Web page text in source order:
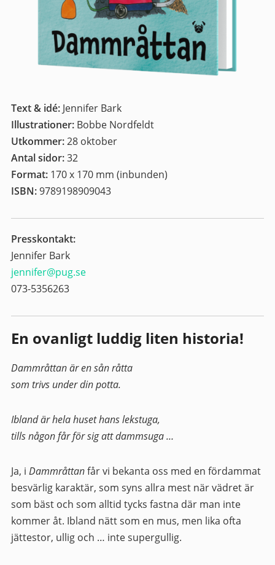
Text & idé:Jennifer Bark
Illustrationer:Bobbe Nordfeldt
Utkommer:28 oktober
Antal sidor:32
Format:170 x 170 mm (inbunden)
ISBN:9789198909043
Presskontakt:
Jennifer Bark
jennifer@pug.se
073-5356263
En ovanligt luddig liten historia!
Dammråttan är en sån råtta
som trivs under din potta.
Ibland är hela huset hans lekstuga,
tills någon får för sig att dammsuga …
Ja, i Dammråttanfår vi bekanta oss med en fördammat
besvärlig karaktär, som syns allra mest när vädret är
som bäst och som alltid tycks fastna där man inte
kommer åt. Ibland nätt som en mus, men lika ofta
jättestor, ullig och … inte supergullig.